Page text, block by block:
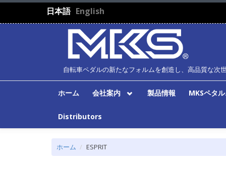
メインコンテンツに移動
日本語 English
自転車ペダルの新たなフォルムを創造し、高品質な次
ホーム 会社案内 製品情報 MKSペタ
Distributors
ホーム ESPRIT